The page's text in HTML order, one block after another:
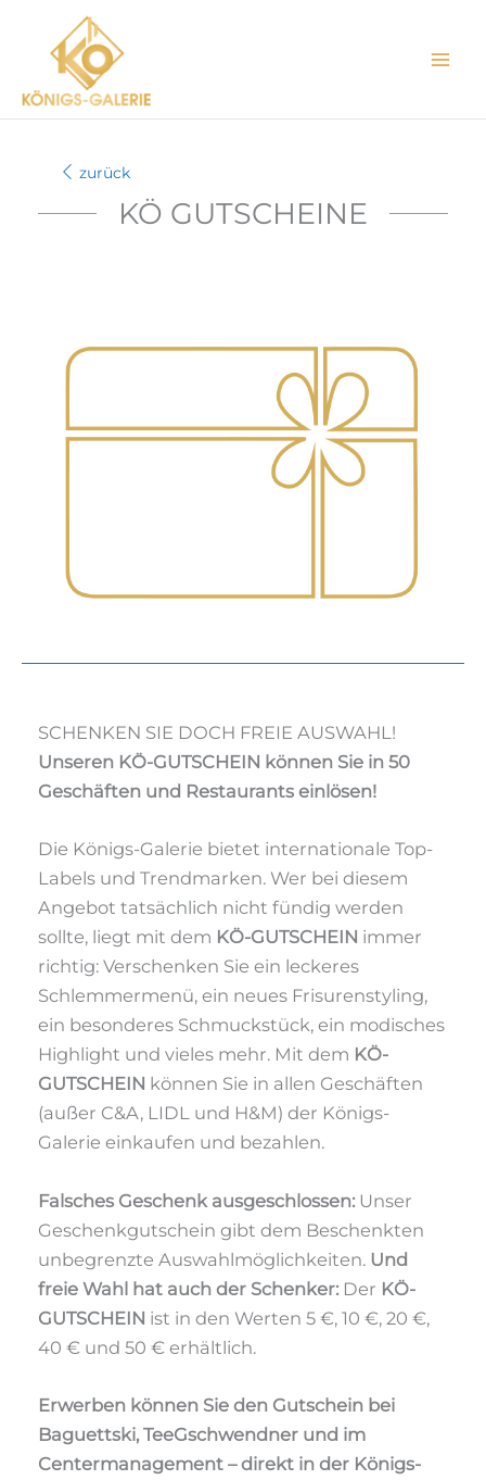
springen
zurück
KÖ GUTSCHEINE
SCHENKEN SIE DOCH FREIE AUSWAHL!
Unseren KÖ-GUTSCHEIN können Sie in 50
Geschäften und Restaurants einlösen!
Die Königs-Galerie bietet internationale Top-
Labels und Trendmarken. Wer bei diesem
Angebot tatsächlich nicht fündig werden
sollte, liegt mit dem KÖ-GUTSCHEIN immer
richtig: Verschenken Sie ein leckeres
Schlemmermenü, ein neues Frisurenstyling,
ein besonderes Schmuckstück, ein modisches
Highlight und vieles mehr. Mit dem KÖ-
GUTSCHEIN können Sie in allen Geschäften
(außer C&A, LIDL und H&M) der Königs-
Galerie einkaufen und bezahlen.
Falsches Geschenk ausgeschlossen: Unser
Geschenkgutschein gibt dem Beschenkten
unbegrenzte Auswahlmöglichkeiten. Und
freie Wahl hat auch der Schenker: Der KÖ-
GUTSCHEIN ist in den Werten 5 €, 10 €, 20 €,
40 € und 50 € erhältlich.
Erwerben können Sie den Gutschein bei
Baguettski, TeeGschwendner und im
Centermanagement – direkt in der Königs-